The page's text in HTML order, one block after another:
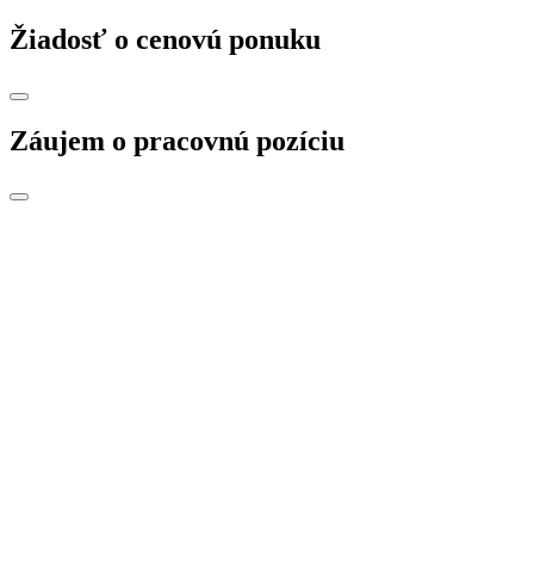
Žiadosť o cenovú ponuku
Záujem o pracovnú pozíciu